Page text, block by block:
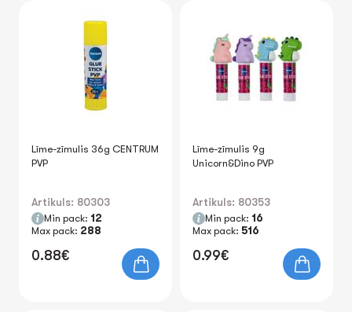
Līme-zīmulis 36g CENTRUM
PVP
Artikuls: 80303
Min pack: 12
Max pack: 288
0.88€
Līme-zīmulis 9g
Unicorn&Dino PVP
Artikuls: 80353
Min pack: 16
Max pack: 516
0.99€